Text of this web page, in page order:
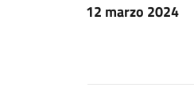
12 marzo 2024